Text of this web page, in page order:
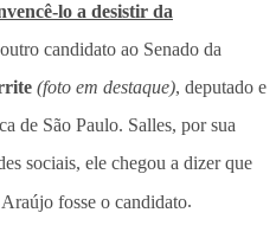
lo a desistir da
candidato ao Senado da
(foto em destaque), deputado e
de São Paulo. Salles, por sua
sociais, ele chegou a dizer que
fosse o candidato.